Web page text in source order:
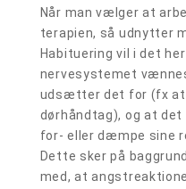
Når man vælger at
terapien, så udnytter
Habituering vil i det
nervesystemet
udsætter det for (fx at
dørhåndtag), og at
for- eller dæmpe sine
Dette sker på
med, at